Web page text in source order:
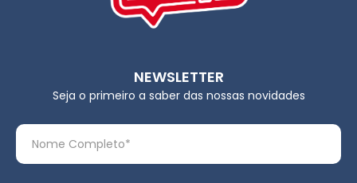
NEWSLETTER
Seja o primeiro a saber das nossas novidades